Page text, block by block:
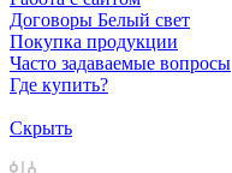
Договоры Белый свет
Покупка продукции
Часто задаваемые вопросы
Где купить?
Скрыть